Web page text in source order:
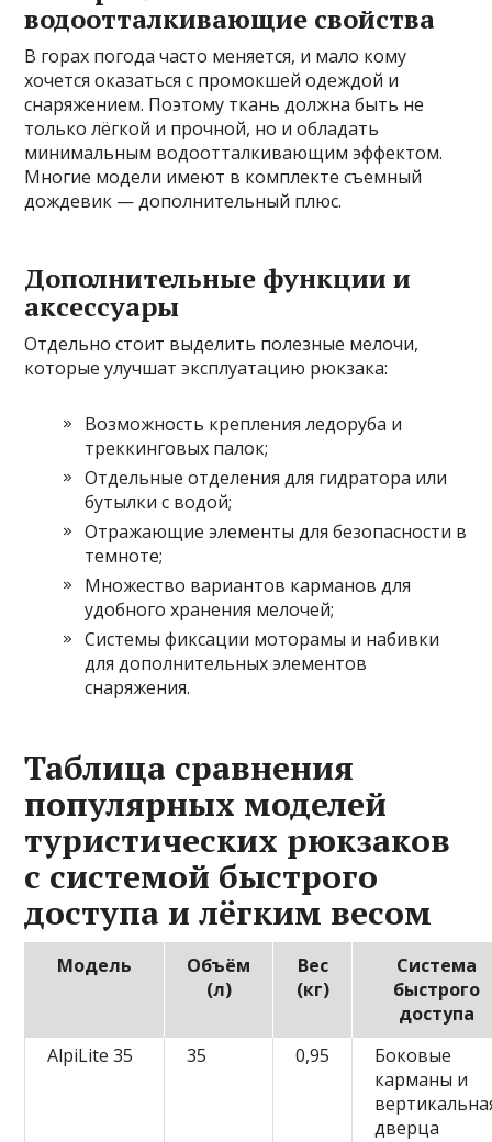
водоотталкивающие свойства
В горах погода часто меняется, и мало кому
хочется оказаться с промокшей одеждой и
снаряжением. Поэтому ткань должна быть не
только лёгкой и прочной, но и обладать
минимальным водоотталкивающим эффектом.
Многие модели имеют в комплекте съемный
дождевик — дополнительный плюс.
Дополнительные функции и
аксессуары
Отдельно стоит выделить полезные мелочи,
которые улучшат эксплуатацию рюкзака:
Возможность крепления ледоруба и
треккинговых палок;
Отдельные отделения для гидратора или
бутылки с водой;
Отражающие элементы для безопасности в
темноте;
Множество вариантов карманов для
удобного хранения мелочей;
Системы фиксации моторамы и набивки
для дополнительных элементов
снаряжения.
Таблица сравнения
популярных моделей
туристических рюкзаков
с системой быстрого
доступа и лёгким весом
Модель
Объём
(л)
Вес
(кг)
Система
быстрого
доступа
AlpiLite 35
35 0,95
Боковые
карманы и
дверца